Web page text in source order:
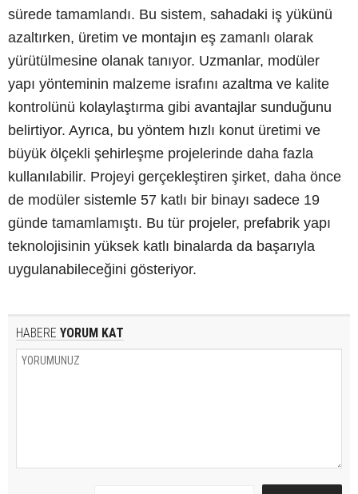
sürede tamamlandı. Bu sistem, sahadaki iş yükünü
azaltırken, üretim ve montajın eş zamanlı olarak
yürütülmesine olanak tanıyor. Uzmanlar, modüler
yapı yönteminin malzeme israfını azaltma ve kalite
kontrolünü kolaylaştırma gibi avantajlar sunduğunu
belirtiyor. Ayrıca, bu yöntem hızlı konut üretimi ve
büyük ölçekli şehirleşme projelerinde daha fazla
kullanılabilir. Projeyi gerçekleştiren şirket, daha önce
de modüler sistemle 57 katlı bir binayı sadece 19
günde tamamlamıştı. Bu tür projeler, prefabrik yapı
teknolojisinin yüksek katlı binalarda da başarıyla
uygulanabileceğini gösteriyor.
HABERE YORUM KAT